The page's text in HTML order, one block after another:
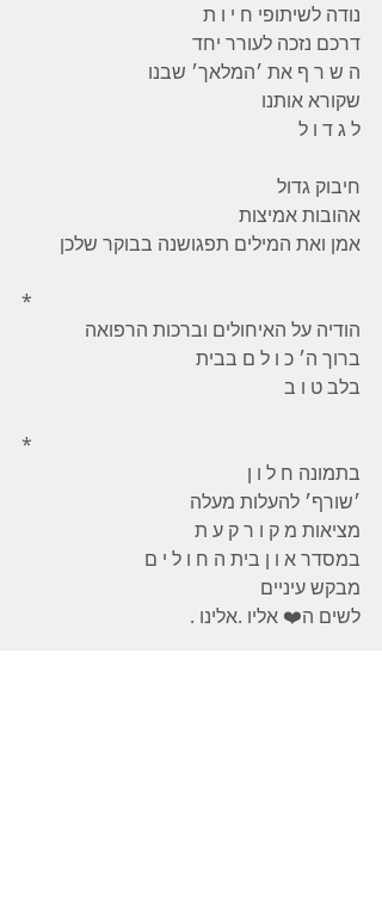
נודה לשיתופי ח י ו ת
דרכם נזכה לעורר יחד
ה ש ר ף את ׳המלאך׳ שבנו
שקורא אותנו
ל ג ד ו ל
חיבוק גדול
אהובות אמיצות
אמן ואת המילים תפגושנה בבוקר שלכן
*
הודיה על האיחולים וברכות הרפואה
ברוך ה׳ כ ו ל ם בבית
בלב ט ו ב
*
בתמונה ח ל ו ן
׳שורף׳ להעלות מעלה
מציאות מ ק ו ר ק ע ת
במסדר א ו ן בית ה ח ו ל י ם
מבקש עיניים
לשים ה❤️ אליו .אלינו .